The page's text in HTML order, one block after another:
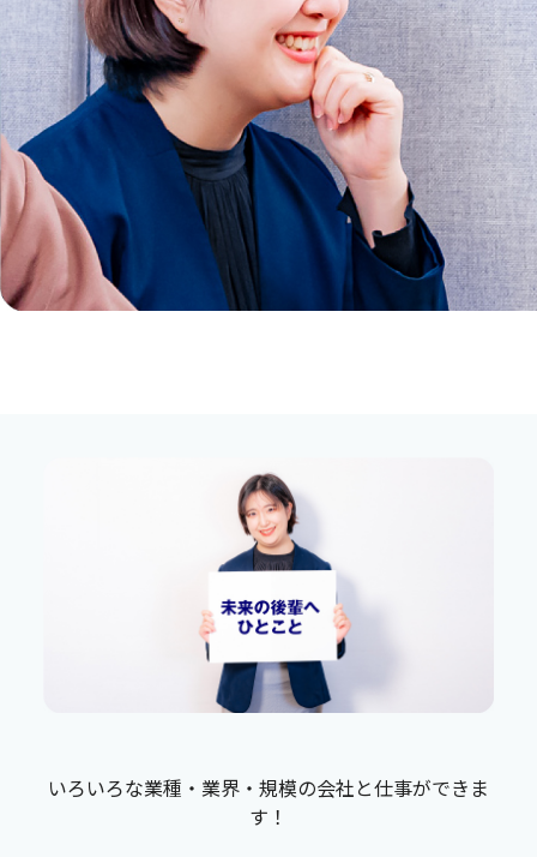
いろいろな業種・業界・規模の会社と仕事ができま
す！